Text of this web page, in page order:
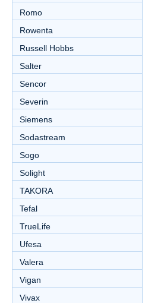
Romo
Rowenta
Russell Hobbs
Salter
Sencor
Severin
Siemens
Sodastream
Sogo
Solight
TAKORA
Tefal
TrueLife
Ufesa
Valera
Vigan
Vivax